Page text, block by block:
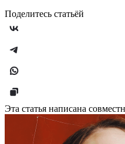
Поделитесь статьёй
Эта статья написана